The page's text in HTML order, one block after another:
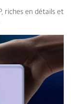
riches en détails et